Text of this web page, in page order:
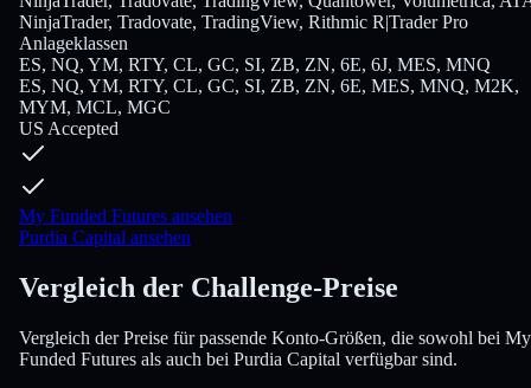
NinjaTrader, Tradovate, TradingView, Rithmic R|Trader Pro
Anlageklassen
ES, NQ, YM, RTY, CL, GC, SI, ZB, ZN, 6E, 6J, MES, MNQ
ES, NQ, YM, RTY, CL, GC, SI, ZB, ZN, 6E, MES, MNQ, M2K,
MYM, MCL, MGC
US Accepted
My Funded Futures ansehen
Purdia Capital ansehen
Vergleich der Challenge-Preise
Vergleich der Preise für passende Konto-Größen, die sowohl bei My
Funded Futures als auch bei Purdia Capital verfügbar sind.